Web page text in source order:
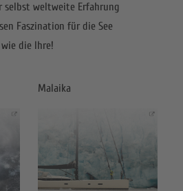
selbst weltweite Erfahrung
Faszination für die See
die Ihre!
Malaika